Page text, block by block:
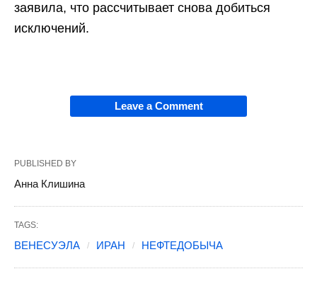
заявила, что рассчитывает снова добиться
исключений.
Leave a Comment
PUBLISHED BY
Анна Клишина
TAGS:
ВЕНЕСУЭЛА ИРАН НЕФТЕДОБЫЧА